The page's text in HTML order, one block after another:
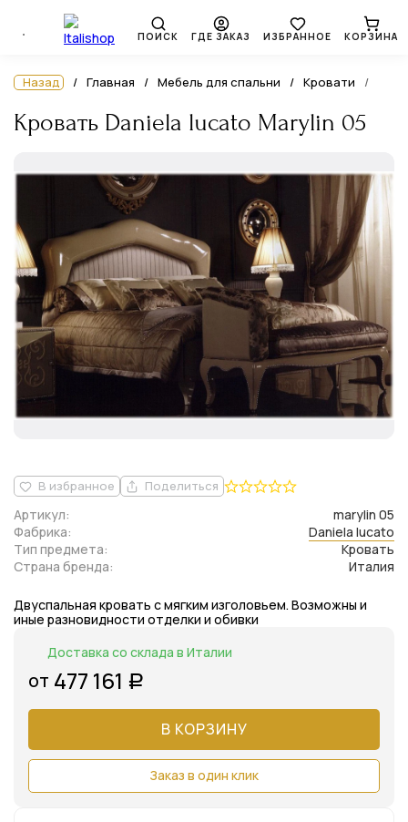
ПОИСК ГДЕ ЗАКАЗ ИЗБРАННОЕ КОРЗИНА
Назад Главная Мебель для спальни Кровати
Кровать Daniela lucato Marylin 05
В избранное Поделиться
Фабрика: Daniela lucato
Артикул:
marylin 05
Тип предмета:
Кровать
Страна бренда:
Италия
Двуспальная кровать с мягким изголовьем. Возможны и
иные разновидности отделки и обивки
Доставка со склада в Италии
от 477 161 Р
В КОРЗИНУ
Заказ в один клик